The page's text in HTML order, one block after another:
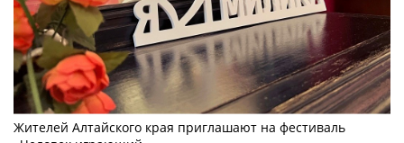
Жителей Алтайского края приглашают на фестиваль